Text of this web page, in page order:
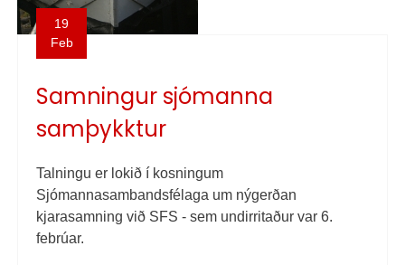
19
Feb
Samningur sjómanna
samþykktur
Talningu er lokið í kosningum
Sjómannasambandsfélaga um nýgerðan
kjarasamning við SFS - sem undirritaður var 6.
febrúar.